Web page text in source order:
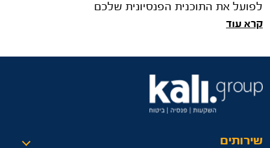
לפועל את התוכנית הפנסיונית שלכם
קרא עוד
שירותים